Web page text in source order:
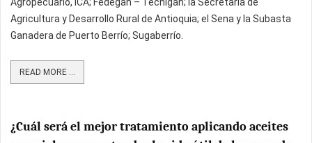
Agricultura y Desarrollo Rural de Antioquia; el Sena y la Subasta
Ganadera de Puerto Berrío; Sugaberrío.
READ MORE ...
¿Cuál será el mejor tratamiento aplicando aceites